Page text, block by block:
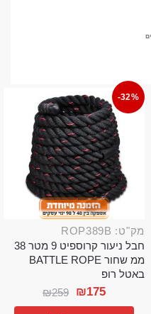
-32%
מק"ט: ROP389B
חבל ניעור קרוספיט 9 מטר 38
ממ שחור BATTLE ROPE
באטל רופ
₪259 ₪175